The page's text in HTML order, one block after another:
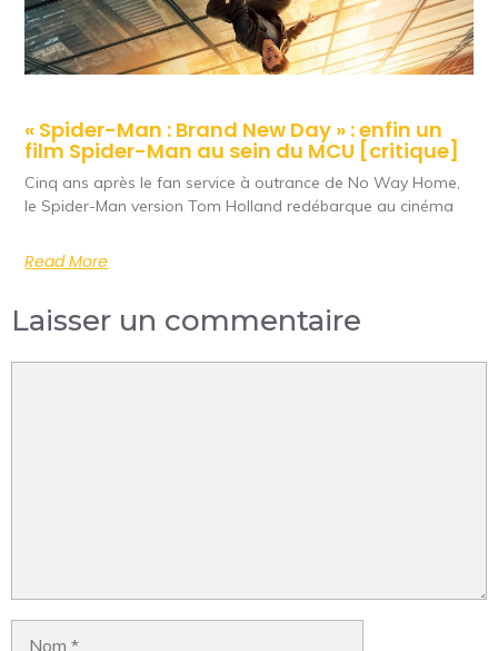
« Spider-Man : Brand New Day » : enfin un
film Spider-Man au sein du MCU [critique]
Cinq ans après le fan service à outrance de No Way Home,
le Spider-Man version Tom Holland redébarque au cinéma
Read More
Laisser un commentaire